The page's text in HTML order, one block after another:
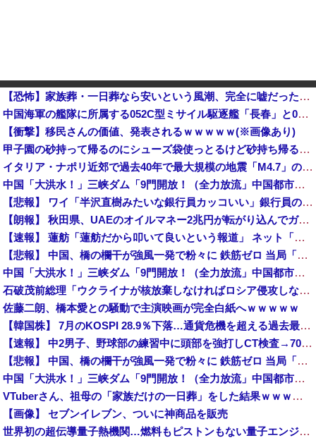
【恐怖】家族葬・一日葬なら安いという風潮、完全に嘘だった・・・・
中国海軍の艦隊に所属する052C型ミサイル駆逐艦「長春」と052D型「厦門」が編隊航行訓練！
【衝撃】移民さんの価値、発表されるｗｗｗｗｗ(※画像あり)
甲子園の砂持って帰るのにシューズ袋使っとるけど砂持ち帰る用の袋とか用意しとけばええのにね他
イタリア・ナポリ近郊で過去40年で最大規模の地震「M4.7」の揺れを観測
中国「大洪水！」三峡ダム「9門開放！（全力放流」中国都市「三峡沿線の道路水没」中国政府「高速道路封鎖！」中国ダム「緊急放流に合わせて開門（土砂崩れ発生」→
【悲報】 ワイ「半沢直樹みたいな銀行員カッコいい」銀行員の友人「あんな奴居ねえよ」
【朗報】 秋田県、UAEのオイルマネー2兆円が転がり込んでガチで東北最強になるぞｗｗｗｗｗｗｗ
【速報】 蓮舫「蓮舫だから叩いて良いという報道」 ネット「高市だから叩いて良いをやってるのがお前だろ」
【悲報】 中国、橋の欄干が強風一発で粉々に 鉄筋ゼロ 当局「接着剤でくっつけただけ」「正常で、品質問題はない」
中国「大洪水！」三峡ダム「9門開放！（全力放流」中国都市「三峡沿線の道路水没」中国政府「高速道路封鎖！」中国ダム「緊急放流に合わせて開門（土砂崩れ発生」→
石破茂前総理「ウクライナが核放棄しなければロシア侵攻しなかった」！
佐藤二朗、橋本愛との騒動で主演映画が完全白紙へｗｗｗｗｗ
【韓国株】 7月のKOSPI 28.9％下落…通貨危機を超える過去最大の下げ幅
【速報】 中2男子、野球部の練習中に頭部を強打しCT検査→70代医師「問題ないです」→中学生死亡「他人のCT画像みてました」
【悲報】 中国、橋の欄干が強風一発で粉々に 鉄筋ゼロ 当局「接着剤でくっつけただけ」「正常で、品質問題はない」
中国「大洪水！」三峡ダム「9門開放！（全力放流」中国都市「三峡沿線の道路水没」中国政府「高速道路封鎖！」中国ダム「緊急放流に合わせて開門（土砂崩れ発生」→
VTuberさん、祖母の「家族だけの一日葬」をした結果ｗｗｗｗｗｗｗ
【画像】 セブンイレブン、ついに神商品を販売
世界初の超伝導量子熱機関…燃料もピストンもない量子エンジンが回った！